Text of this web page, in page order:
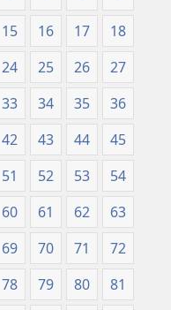
Ulimwengu
Mpya
(Chapa
ya
Jalada
Jepesi)
15 16 17
18
24 25 26
27
33 34 35
36
42 43 44
45
51 52 53
54
60 61 62
63
69 70 71
72
78 79 80
81